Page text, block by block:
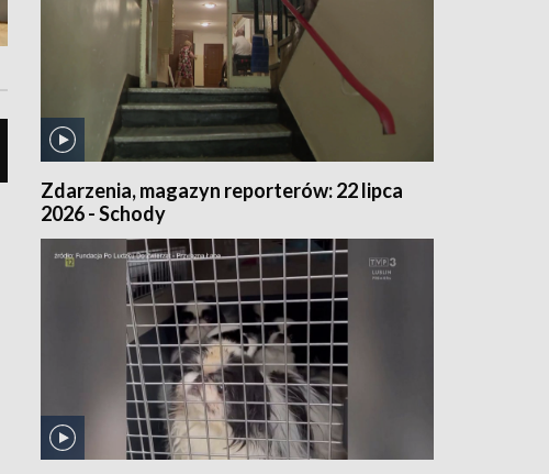
Zdarzenia, magazyn reporterów: 22 lipca
2026 - Schody